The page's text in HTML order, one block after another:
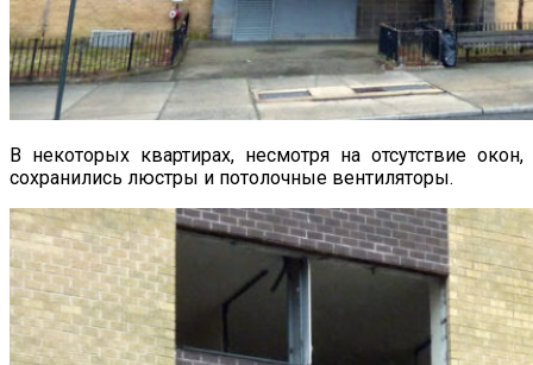
В некоторых квартирах, несмотря на отсутствие окон,
сохранились люстры и потолочные вентиляторы.